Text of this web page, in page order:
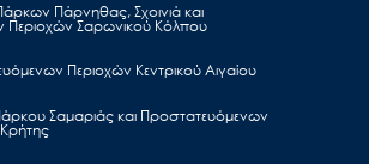
Πάρνηθας, Σχοινιά και
Περιοχών Σαρωνικού Κόλπου
Περιοχών Κεντρικού Αιγαίου
Σαμαριάς και Προστατευόμενων
υποβολής
για την προμήθεια
για την προβολή